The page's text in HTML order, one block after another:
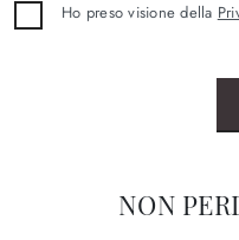
Ho preso visione della
NON